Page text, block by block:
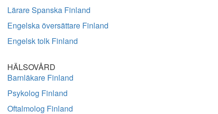
Lärare Spanska Finland
Engelska översättare Finland
Engelsk tolk Finland
HÄLSOVÅRD
Barnläkare Finland
Psykolog Finland
Oftalmolog Finland